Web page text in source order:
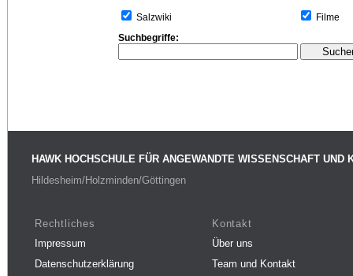
Salzwiki
Filme
Suchbegriffe:
HAWK HOCHSCHULE FÜR ANGEWANDTE WISSENSCHAFT UND
Hildesheim/Holzminden/Göttingen
Rechtliches
Impressum
Datenschutzerklärung
Kontakt
Über uns
Team und Kontakt